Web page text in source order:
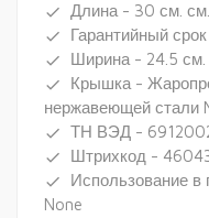
done Длина - 30 см. см.
done Гарантийный
done Ширина - 24.5 см.
done
Крышка -
нержавеющей стали
done ТН ВЭД -
done Штрихкод -
done
Использование
None